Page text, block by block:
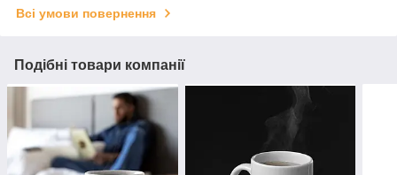
Всі умови повернення
Подібні товари компанії